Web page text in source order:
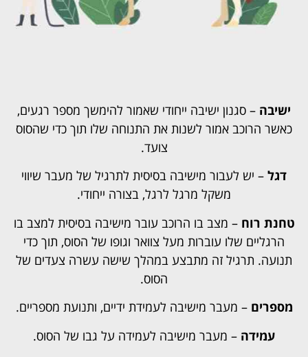
ישיבה – סגנון ישיבה ייחודי שאמור להימשך מספר רגעים,
כאשר הרוכב אמור לשנות את התנוחה שלו תוך כדי שהסוס
צועד.
דגל – יש לעבור מישיבה בסיסית לתרגיל של מעבר שיווי
משקל מרגל לרגל, בצורה ייחודי.
טחנת רוח – מצב בו הרוכב עובר מישיבה בסיסית למצב בו
הרגליים שלו עוברות מעל צוואר וגופו של הסוס, תוך כדי
תנועה. תרגיל זה מתבצע במהלך שישה עשרה צעדים של
הסוס.
מספרים – מעבר מישיבה לעמידת ידיים, ותנועת מספריים.
עמידה – מעבר מישיבה לעמידה על גבו של הסוס.